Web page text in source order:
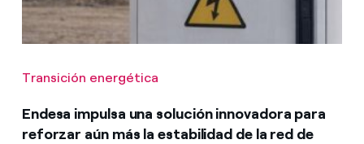
Transición energética
Endesa impulsa una solución innovadora para
reforzar aún más la estabilidad de la red de